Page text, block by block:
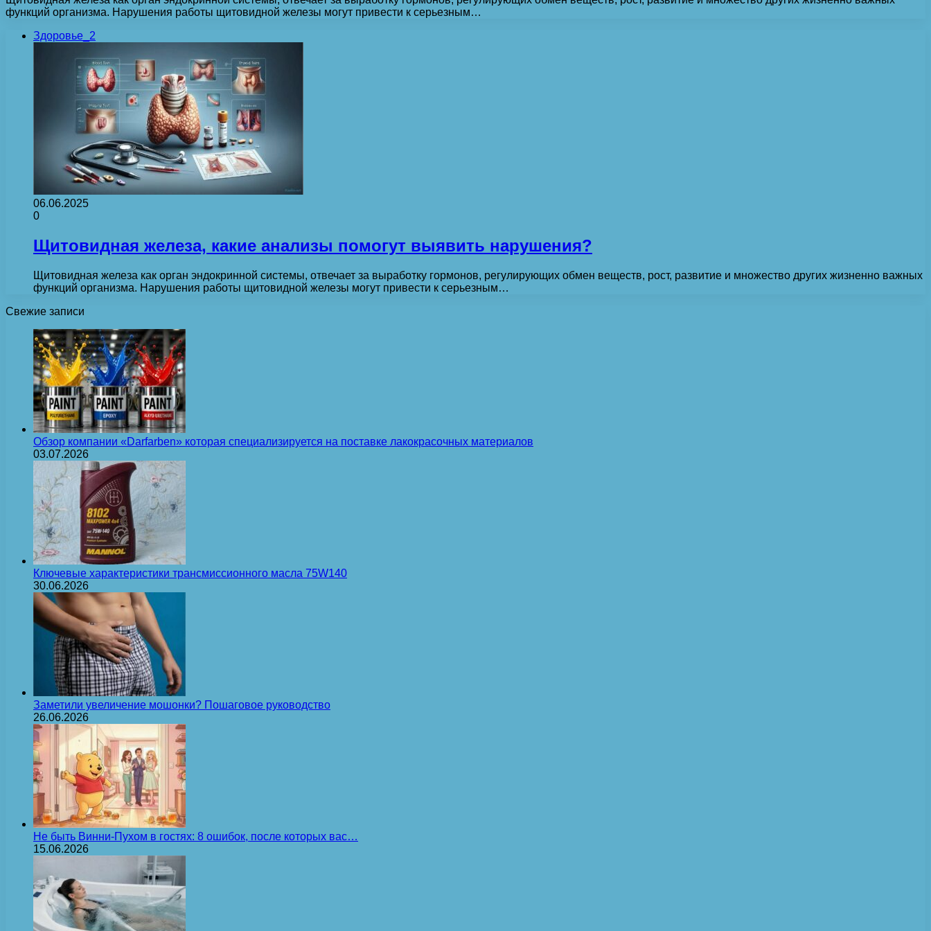
функций организма. Нарушения работы щитовидной железы могут привести к серьезным…
Здоровье_2
06.06.2025
0
Щитовидная железа, какие анализы помогут выявить нарушения?
Щитовидная железа как орган эндокринной системы, отвечает за выработку гормонов, регулирующих обмен веществ, рост, развитие и множество других жизненно важных
функций организма. Нарушения работы щитовидной железы могут привести к серьезным…
Свежие записи
Обзор компании «Darfarben» которая специализируется на поставке лакокрасочных материалов
03.07.2026
Ключевые характеристики трансмиссионного масла 75W140
30.06.2026
Заметили увеличение мошонки? Пошаговое руководство
26.06.2026
Не быть Винни-Пухом в гостях: 8 ошибок, после которых вас…
15.06.2026